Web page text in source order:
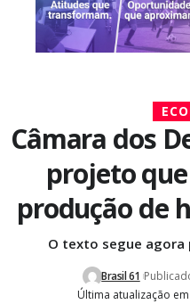
Câmara dos
projeto
produção de
O texto segue agora
Última atualização
Brasil 61